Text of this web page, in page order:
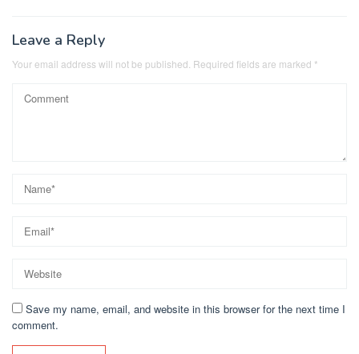
Leave a Reply
Your email address will not be published. Required fields are marked *
Save my name, email, and website in this browser for the next time I
comment.